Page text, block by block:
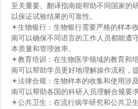
至关重要。翻译指南能帮助不同国家的
以保证试验结果的可靠性。
☀生物银行：生物银行需要严格的样本
南可以确保不同语言的工作人员都能遵
本质量和管理效率。
☀教育培训：在生物医学领域的教育和
南可以帮助学员更好地理解操作流程，
☀法律合规：生物样本的收集和使用涉
南可以帮助各国的科研人员理解合规要
☀公共卫生：在流行病学研究和公共卫